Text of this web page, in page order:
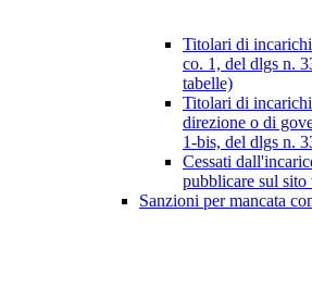
Titolari di
co. 1, del dlgs n.
tabelle)
Titolari di
direzione o di
1-bis, del dlgs n.
Cessati
pubblicare sul sito
Sanzioni per mancata